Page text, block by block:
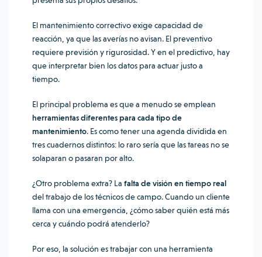
El mantenimiento correctivo exige capacidad de
reacción, ya que las averías no avisan. El preventivo
requiere previsión y rigurosidad. Y en el predictivo, hay
que interpretar bien los datos para actuar justo a
tiempo.
El principal problema es que a menudo se emplean
herramientas diferentes para cada tipo de
mantenimiento. Es como tener una agenda dividida en
tres cuadernos distintos: lo raro sería que las tareas no se
solaparan o pasaran por alto.
¿Otro problema extra? La falta de visión en tiempo real
del trabajo de los técnicos de campo. Cuando un cliente
llama con una emergencia, ¿cómo saber quién está más
cerca y cuándo podrá atenderlo?
Por eso, la solución es trabajar con una herramienta